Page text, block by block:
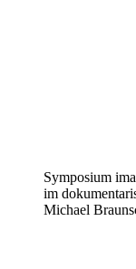
Symposium
im
Michael